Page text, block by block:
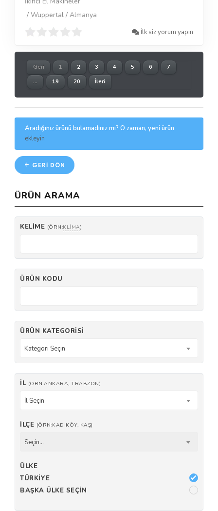
/ Wuppertal / Almanya
İlk siz yorum yapın
Geri 1 2 3 4 5 6
7
...
19 20 İleri
Aradığınız ürünü bulamadınız mı? O zaman, yeni ürün
ekleyin
GERI DÖN
ÜRÜN ARAMA
KELIME (ÖRN:KLIMA)
ÜRÜN KODU
ÜRÜN KATEGORISI
Kategori Seçin
İL (ÖRN:ANKARA, TRABZON)
İl Seçin
İLÇE (ÖRN:KADIKÖY, KAŞ)
Seçin...
ÜLKE
TÜRKIYE
BAŞKA ÜLKE SEÇIN